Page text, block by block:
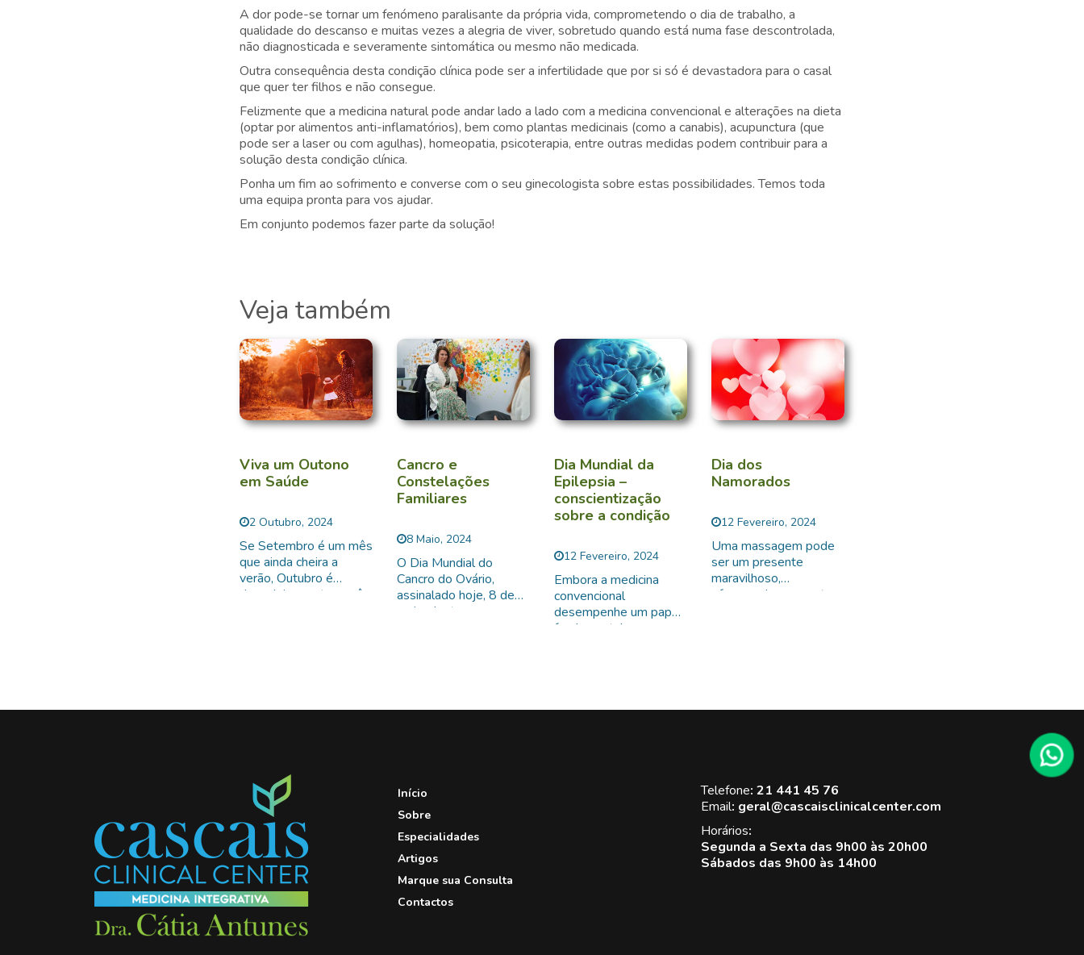
A dor pode-se tornar um fenómeno paralisante da própria vida, comprometendo o dia de trabalho, a
qualidade do descanso e muitas vezes a alegria de viver, sobretudo quando está numa fase descontrolada,
não diagnosticada e severamente sintomática ou mesmo não medicada.
Outra consequência desta condição clínica pode ser a infertilidade que por si só é devastadora para o casal
que quer ter filhos e não consegue.
Felizmente que a medicina natural pode andar lado a lado com a medicina convencional e alterações na dieta
(optar por alimentos anti-inflamatórios), bem como plantas medicinais (como a canabis), acupunctura (que
pode ser a laser ou com agulhas), homeopatia, psicoterapia, entre outras medidas podem contribuir para a
solução desta condição clínica.
Ponha um fim ao sofrimento e converse com o seu ginecologista sobre estas possibilidades. Temos toda
uma equipa pronta para vos ajudar.
Em conjunto podemos fazer parte da solução!
Veja também
Viva um Outono
em Saúde
2 Outubro, 2024
Se Setembro é um mês
que ainda cheira a
verão, Outubro é
derradeiramente o mês
frio. As transições de
Cancro e
Constelações
Familiares
8 Maio, 2024
O Dia Mundial do
Cancro do Ovário,
assinalado hoje, 8 de
maio, destaca a
em todo o mundo.
Dia Mundial da
Epilepsia –
conscientização
sobre a condição
12 Fevereiro, 2024
Embora a medicina
convencional
desempenhe um papel
fundamental no
reconhecer os
Dia dos
Namorados
12 Fevereiro, 2024
Uma massagem pode
ser um presente
maravilhoso,
oferecendo momentos
Início
Sobre
Especialidades
Artigos
Marque sua Consulta
Contactos
Telefone: 21 441 45 76
Email: geral@cascaisclinicalcenter.com
Horários:
Segunda a Sexta das 9h00 às 20h00
Sábados das 9h00 às 14h00